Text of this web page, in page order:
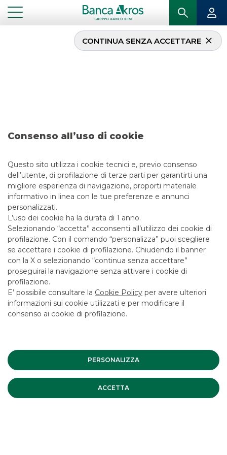
Consenso all’uso di cookie
Questo sito utilizza i cookie tecnici e, previo consenso
dell’utente, di profilazione di terze parti per garantirti una
migliore esperienza di navigazione, proporti materiale
informativo in linea con le tue preferenze e annunci
personalizzati.
L’uso dei cookie ha la durata di 1 anno.
Selezionando “accetta” acconsenti all’utilizzo dei cookie di
profilazione. Con il comando “personalizza” puoi scegliere
se accettare i cookie di profilazione. Chiudendo il banner
con la X o selezionando “continua senza accettare”
proseguirai la navigazione senza attivare i cookie di
profilazione.
E’ possibile consultare la Cookie Policy per avere ulteriori
informazioni sui cookie utilizzati e per modificare il
consenso ai cookie di profilazione.
PERSONALIZZA
ACCETTA
CONTINUA SENZA ACCETTARE
Ricerca – Terna
EQUITY ESG
LINK UTILI
CONTATTACI
LAVORA CON NOI
SICUREZZA
ALTRI SITI DEL GRUPPO
SOCIETA' PARTECIPATE